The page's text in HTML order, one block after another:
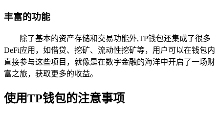
丰富的功能
除了基本的资产存储和交易功能外,TP钱包还集成了很多
DeFi应用，如借贷、挖矿、流动性挖矿等，用户可以在钱包内
直接参与这些项目，就像是在数字金融的海洋中开启了一场财
富之旅，获取更多的收益。
使用TP钱包的注意事项